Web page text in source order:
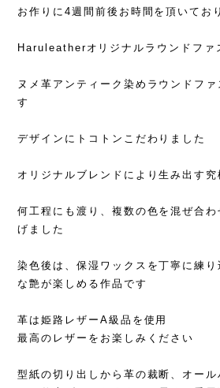
お作りに4週間前後お時間を頂いてお
Haruleatherオリジナルラウンドファ
ヌメ革アンティーク染めラウンドフ
す
デザインにトコトンこだわりました
オリジナルブレンドにより生み出す究
何工程にも渡り、複数の色を混ぜ合
げました
染色後は、保湿ワックスを丁寧に練
な艶が楽しめる作品です
革は姫路レザーA級品を使用
最高のレザーをお楽しみください
型紙の切り出しから革の裁断、オー